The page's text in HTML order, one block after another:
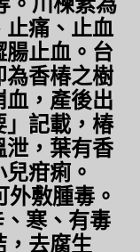
止痛、止血
腸止血。台
為香椿之樹
血，產後出
」記載，椿
泄，葉有香
疳痢。
敷腫毒。
寒、有毒
，去腐生